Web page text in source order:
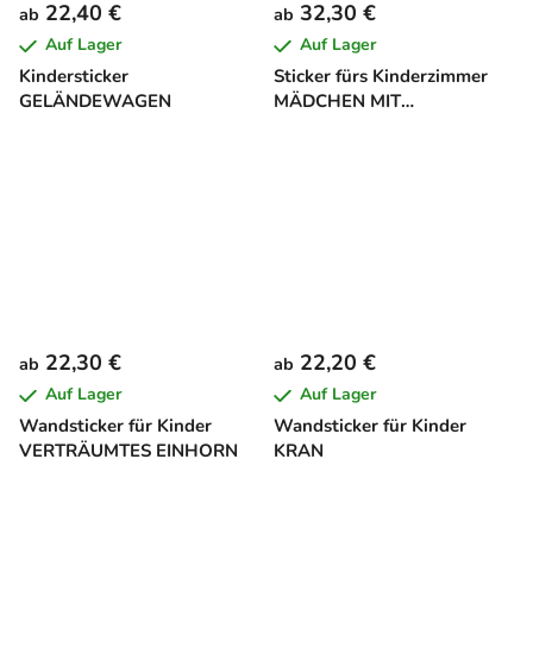
Kindersticker
GELÄNDEWAGEN
ab 22,40 €
Auf Lager
Sticker fürs Kinderzimmer
MÄDCHEN MIT
ab 32,30 €
Auf Lager
Wandsticker für Kinder
VERTRÄUMTES EINHORN
ab 22,30 €
Auf Lager
Wandsticker für Kinder
KRAN
ab 22,20 €
Auf Lager